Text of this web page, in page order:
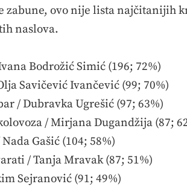
zabune, ovo nije lista
naslova.
Bodrožić Simić (196; 72%)
Savičević Ivančević (99; 70%)
/ Dubravka Ugrešić (97; 63%)
/ Mirjana Dugandžija (87;
Gašić (104; 58%)
/ Tanja Mravak (87; 51%)
Sejranović (91; 49%)